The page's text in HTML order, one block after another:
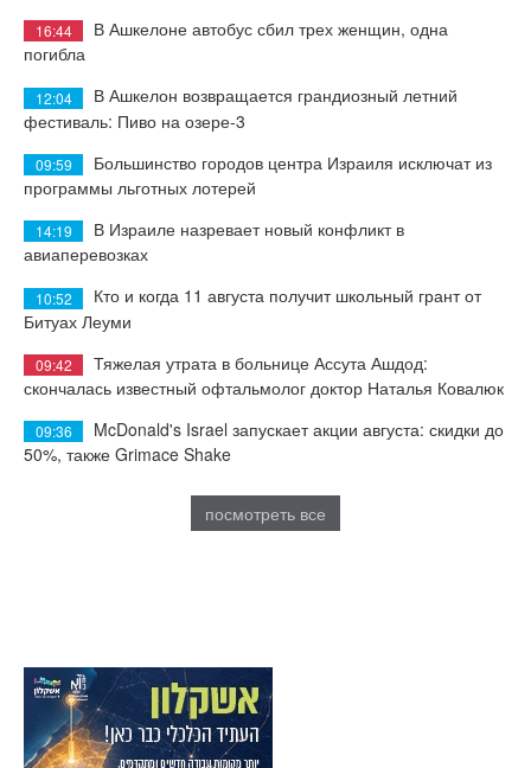
16:44
В Ашкелоне автобус сбил трех женщин, одна
погибла
12:04
В Ашкелон возвращается грандиозный летний
фестиваль: Пиво на озере-3
09:59
Большинство городов центра Израиля исключат из
программы льготных лотерей
14:19
В Израиле назревает новый конфликт в
авиаперевозках
10:52
Кто и когда 11 августа получит школьный грант от
Битуах Леуми
09:42
Тяжелая утрата в больнице Ассута Ашдод:
скончалась известный офтальмолог доктор Наталья Ковалюк
09:36
McDonald's Israel запускает акции августа: скидки до
50%, также Grimace Shake
посмотреть все